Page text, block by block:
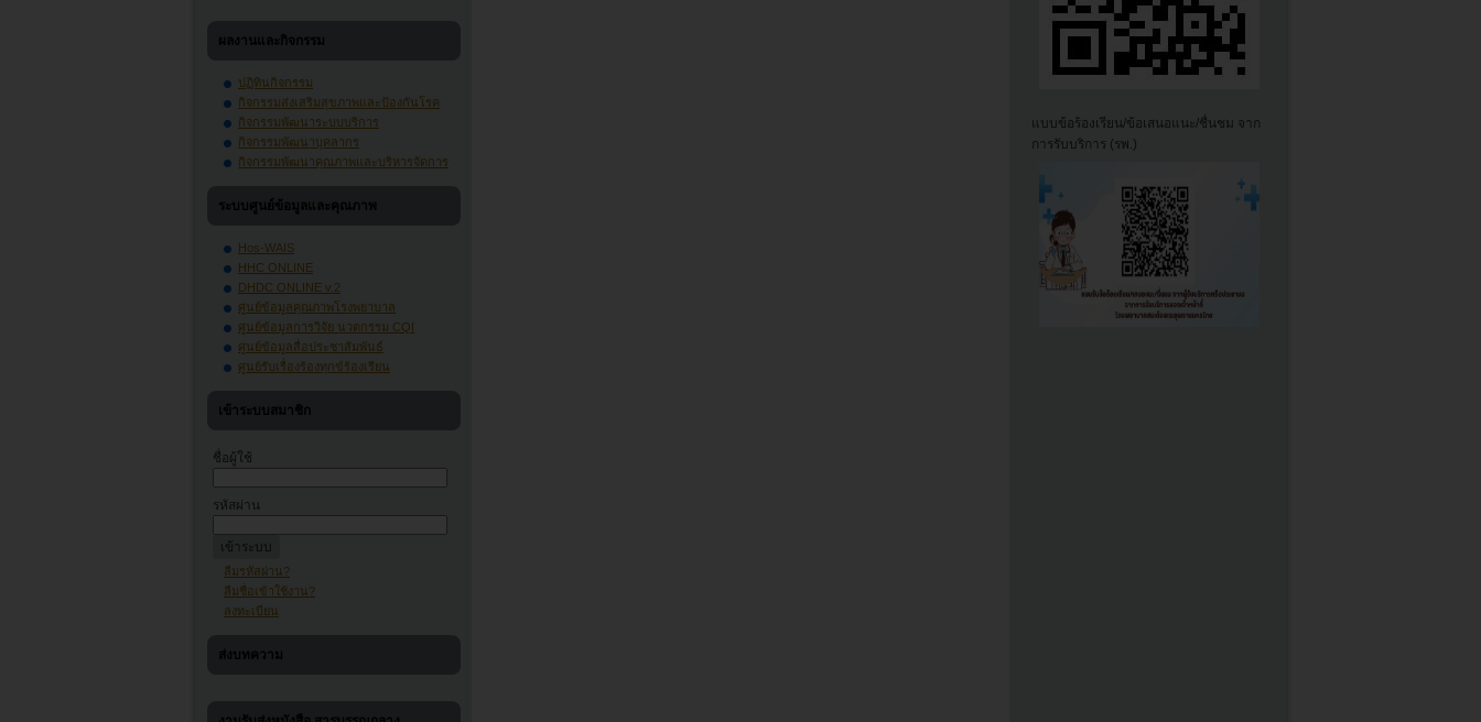
ผลงานและกิจกรรม
ปฏิทินกิจกรรม
กิจกรรมส่งเสริมสุขภาพและป้องกันโรค
กิจกรรมพัฒนาระบบบริการ
กิจกรรมพัฒนาบุคลากร
กิจกรรมพัฒนาคุณภาพและบริหารจัดการ
ระบบศูนย์ข้อมูลและคุณภาพ
Hos-WAIS
HHC ONLINE
DHDC ONLINE v.2
ศูนย์ข้อมูลคุณภาพโรงพยาบาล
ศูนย์ข้อมูลการวิจัย นวตกรรม CQI
ศูนย์ข้อมูลสื่อประชาสัมพันธ์
ศูนย์รับเรื่องร้องทุกข์ร้องเรียน
เข้าระบบสมาชิก
ชื่อผู้ใช้
รหัสผ่าน
ลืมรหัสผ่าน?
ลืมชื่อเข้าใช้งาน?
ลงทะเบียน
ส่งบทความ
แบบข้อร้องเรียน/ข้อเสนอแนะ/ชื่นชม จาก
การรับบริการ (รพ.)